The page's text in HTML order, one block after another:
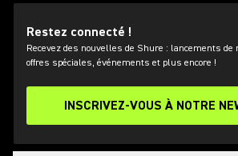
Restez connecté !
Recevez des nouvelles de Shure : lancements de
offres spéciales, événements et plus encore !
INSCRIVEZ-VOUS À NOTRE